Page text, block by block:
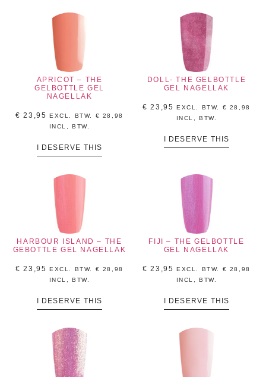
APRICOT – THE
GELBOTTLE GEL
NAGELLAK
€ 23,95 EXCL. BTW. € 28,98
INCL, BTW.
I DESERVE THIS
DOLL- THE GELBOTTLE
GEL NAGELLAK
€ 23,95 EXCL. BTW. € 28,98
INCL, BTW.
I DESERVE THIS
HARBOUR ISLAND – THE
GEBOTTLE GEL NAGELLAK
€ 23,95 EXCL. BTW. € 28,98
INCL, BTW.
I DESERVE THIS
FIJI – THE GELBOTTLE
GEL NAGELLAK
€ 23,95 EXCL. BTW. € 28,98
INCL, BTW.
I DESERVE THIS